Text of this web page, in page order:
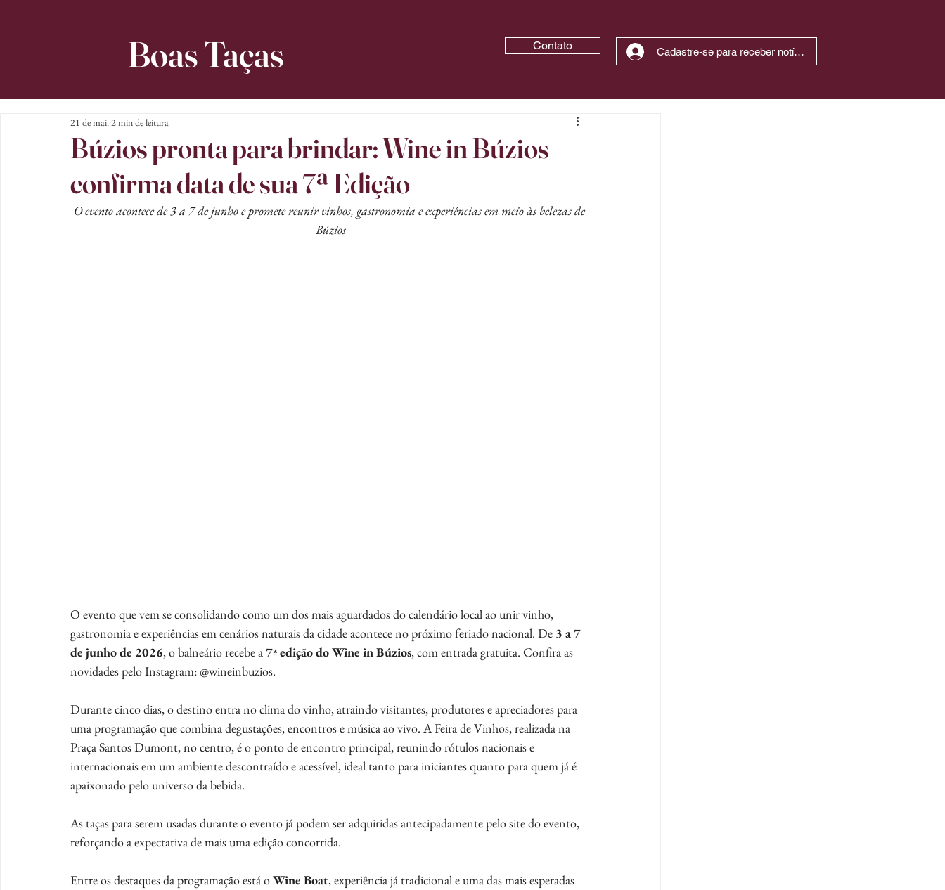
Boas Taças Contato Cadastre-se para receber notícias
Búzios pronta para brindar: Wine in Búzios
confirma data de sua 7ª Edição
21 de mai. 2 min de leitura
O evento acontece de 3 a 7 de junho e promete reunir vinhos, gastronomia e experiências em meio às belezas de
Búzios
O evento que vem se consolidando como um dos mais aguardados do calendário local ao unir vinho,
gastronomia e experiências em cenários naturais da cidade acontece no próximo feriado nacional. De 3 a 7
de junho de 2026, o balneário recebe a 7ª edição do Wine in Búzios, com entrada gratuita. Confira as
novidades pelo Instagram: @wineinbuzios.
Durante cinco dias, o destino entra no clima do vinho, atraindo visitantes, produtores e apreciadores para
uma programação que combina degustações, encontros e música ao vivo. A Feira de Vinhos, realizada na
Praça Santos Dumont, no centro, é o ponto de encontro principal, reunindo rótulos nacionais e
internacionais em um ambiente descontraído e acessível, ideal tanto para iniciantes quanto para quem já é
apaixonado pelo universo da bebida.
As taças para serem usadas durante o evento já podem ser adquiridas antecipadamente pelo site do evento,
reforçando a expectativa de mais uma edição concorrida.
Entre os destaques da programação está o Wine Boat, experiência já tradicional e uma das mais esperadas